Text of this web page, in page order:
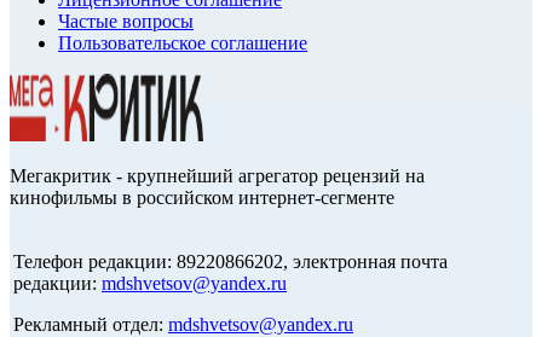
Частые вопросы
Пользовательское соглашение
Мегакритик - крупнейший агрегатор рецензий на
кинофильмы в российском интернет-сегменте
Телефон редакции: 89220866202, электронная почта
редакции: mdshvetsov@yandex.ru
Рекламный отдел: mdshvetsov@yandex.ru